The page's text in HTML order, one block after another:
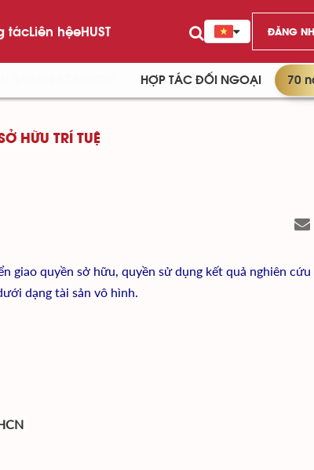
tácLiên hệeHUST ĐĂNG
HỢP TÁC ĐỐI NGOẠI 70
HỮU TRÍ TUỆ
giao quyền sở hữu, quyền sử dụng kết quả nghiên cứu
dạng tài sản vô hình.